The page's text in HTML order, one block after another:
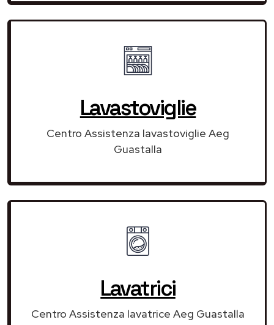
Lavastoviglie
Centro Assistenza lavastoviglie Aeg
Guastalla
Lavatrici
Centro Assistenza lavatrice Aeg Guastalla